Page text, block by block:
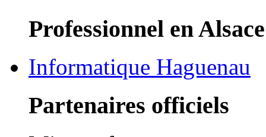
Professionnel en Alsace
Informatique Haguenau
Partenaires officiels